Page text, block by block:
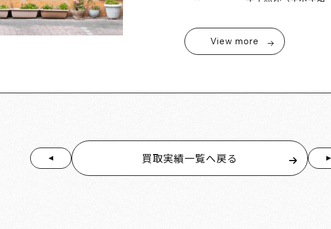
View more
買取実績一覧へ戻る